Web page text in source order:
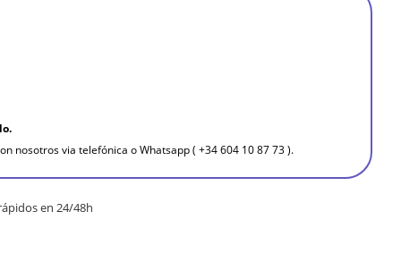
nosotros via telefónica o Whatsapp ( +34 604 10 87 73 ).
en 24/48h